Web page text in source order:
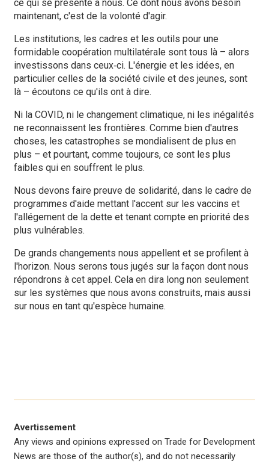
ce qui se présente à nous. Ce dont nous avons besoin
maintenant, c'est de la volonté d'agir.
Les institutions, les cadres et les outils pour une
formidable coopération multilatérale sont tous là – alors
investissons dans ceux‑ci. L'énergie et les idées, en
particulier celles de la société civile et des jeunes, sont
là – écoutons ce qu'ils ont à dire.
Ni la COVID, ni le changement climatique, ni les inégalités
ne reconnaissent les frontières. Comme bien d'autres
choses, les catastrophes se mondialisent de plus en
plus – et pourtant, comme toujours, ce sont les plus
faibles qui en souffrent le plus.
Nous devons faire preuve de solidarité, dans le cadre de
programmes d'aide mettant l'accent sur les vaccins et
l'allégement de la dette et tenant compte en priorité des
plus vulnérables.
De grands changements nous appellent et se profilent à
l'horizon. Nous serons tous jugés sur la façon dont nous
répondrons à cet appel. Cela en dira long non seulement
sur les systèmes que nous avons construits, mais aussi
sur nous en tant qu'espèce humaine.
Avertissement
Any views and opinions expressed on Trade for Development
News are those of the author(s), and do not necessarily